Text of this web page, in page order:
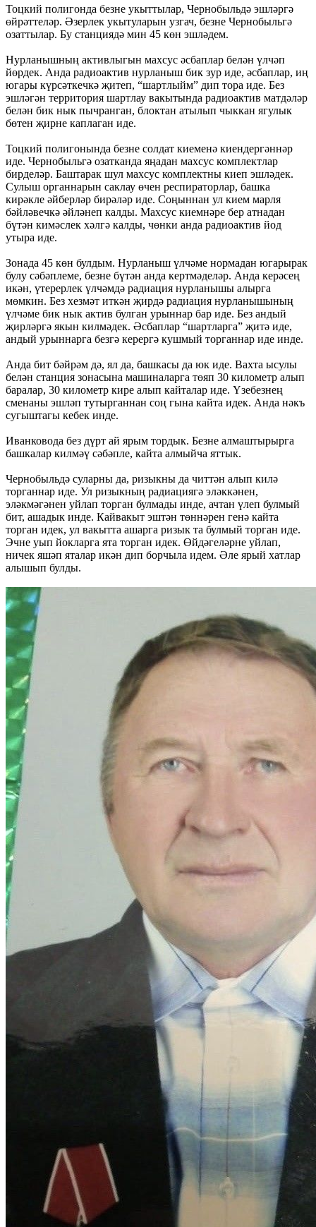
Тоцкий полигонда безне укыттылар, Чернобыльдә эшләргә
өйрәттеләр. Әзерлек укытуларын узгач, безне Чернобыльгә
озаттылар. Бу станциядә мин 45 көн эшләдем.
Нурланышның активлыгын махсус әсбаплар белән үлчәп
йөрдек. Анда радиоактив нурланыш бик зур иде, әсбаплар, иң
югары күрсәткечкә җитеп, “шартлыйм” дип тора иде. Без
эшләгән территория шартлау вакытында радиоактив матдәләр
белән бик нык пычранган, блоктан атылып чыккан ягулык
бөтен җирне каплаган иде.
Тоцкий полигонында безне солдат киеменә киендергәннәр
иде. Чернобыльгә озатканда яңадан махсус комплектлар
бирделәр. Баштарак шул махсус комплектны киеп эшләдек.
Сулыш органнарын саклау өчен респираторлар, башка
кирәкле әйберләр бирәләр иде. Соңыннан ул кием марля
бәйләвечкә әйләнеп калды. Махсус киемнәре бер атнадан
бүтән кимәслек хәлгә калды, чөнки анда радиоактив йод
утыра иде.
Зонада 45 көн булдым. Нурланыш үлчәме нормадан югарырак
булу сәбәплеме, безне бүтән анда кертмәделәр. Анда керәсең
икән, үтерерлек үлчәмдә радиация нурланышы алырга
мөмкин. Без хезмәт иткән җирдә радиация нурланышының
үлчәме бик нык актив булган урыннар бар иде. Без андый
җирләргә якын килмәдек. Әсбаплар “шартларга” җитә иде,
андый урыннарга безгә керергә кушмый торганнар иде инде.
Анда бит бәйрәм дә, ял да, башкасы да юк иде. Вахта ысулы
белән станция зонасына машиналарга төяп 30 километр алып
баралар, 30 километр кире алып кайталар иде. Үзебезнең
сменаны эшләп тутырганнан соң гына кайта идек. Анда нәкъ
сугыштагы кебек инде.
Иванковода без дүрт ай ярым тордык. Безне алмаштырырга
башкалар килмәү сәбәпле, кайта алмыйча яттык.
Чернобыльдә суларны да, ризыкны да читтән алып килә
торганнар иде. Ул ризыкның радиациягә эләккәнен,
эләкмәгәнен уйлап торган булмады инде, ачтан үлеп булмый
бит, ашадык инде. Кайвакыт эштән төннәрен генә кайта
торган идек, ул вакытта ашарга ризык та булмый торган иде.
Эчне уып йокларга ята торган идек. Өйдәгеләрне уйлап,
ничек яшәп яталар икән дип борчыла идем. Әле ярый хатлар
алышып булды.